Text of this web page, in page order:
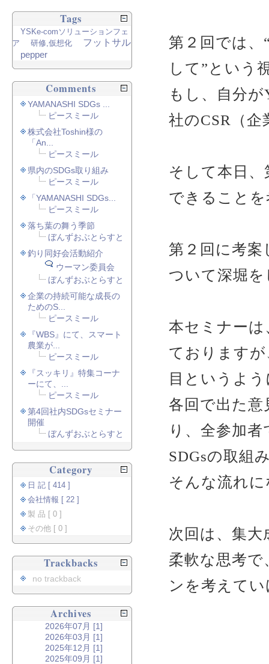
第２回では、
して”という
もし、自分
社のCSR（
そして本日
できること
第２回に考案
ついて深堀
本セミナー
ております
目というよ
各回で出た
り、全参加
SDGsの取組
そんな流れ
次回は、集
柔軟な思考
ンを考えて
Tags
YSKe-comソリューションフェ
ア
研修,仮想化
フットサル
pepper
Comments
YAMANASHI SDGs ...
ピースミール
株式会社Toshin様の
「An...
ピースミール
県内のSDGs取り組み
ピースミール
「YAMANASHI SDGs...
ピースミール
落ち葉の舞う季節
ぼんずおぶとらすと
釣り同好会活動紹介
ウーマン委員会
ぼんずおぶとらすと
企業の持続可能な成長の
ためのS...
ピースミール
『WBS』にて、スマート
農業が...
ピースミール
『スッキリ』特集コーナ
ーにて、...
ピースミール
第4回社内SDGsセミナー
開催
ぼんずおぶとらすと
Category
日 記 [ 414 ]
会社情報 [ 22 ]
製 品 [ 0 ]
その他 [ 0 ]
Trackbacks
no trackback
Archives
2026年07月 [1]
2026年03月 [1]
2025年12月 [1]
2025年09月 [1]